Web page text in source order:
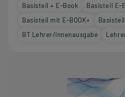
Basisteil + E-Book
Basisteil E-
Basisteil mit E-BOOK+
BT Lehrer/innenausgabe